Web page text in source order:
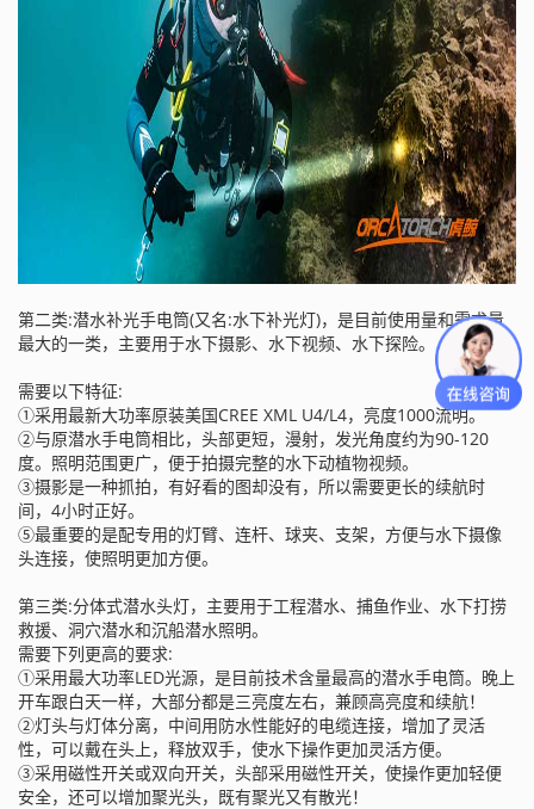
第二类:潜水补光手电筒(又名:水下补光灯)，是目前使用量和需求量
最大的一类，主要用于水下摄影、水下视频、水下探险。
需要以下特征:
①采用最新大功率原装美国CREE XML U4/L4，亮度1000流明。
②与原潜水手电筒相比，头部更短，漫射，发光角度约为90-120
度。照明范围更广，便于拍摄完整的水下动植物视频。
③摄影是一种抓拍，有好看的图却没有，所以需要更长的续航时
间，4小时正好。
⑤最重要的是配专用的灯臂、连杆、球夹、支架，方便与水下摄像
头连接，使照明更加方便。
第三类:分体式潜水头灯，主要用于工程潜水、捕鱼作业、水下打捞
救援、洞穴潜水和沉船潜水照明。
需要下列更高的要求:
①采用最大功率LED光源，是目前技术含量最高的潜水手电筒。晚上
开车跟白天一样，大部分都是三亮度左右，兼顾高亮度和续航！
②灯头与灯体分离，中间用防水性能好的电缆连接，增加了灵活
性，可以戴在头上，释放双手，使水下操作更加灵活方便。
③采用磁性开关或双向开关，头部采用磁性开关，使操作更加轻便
安全，还可以增加聚光头，既有聚光又有散光！